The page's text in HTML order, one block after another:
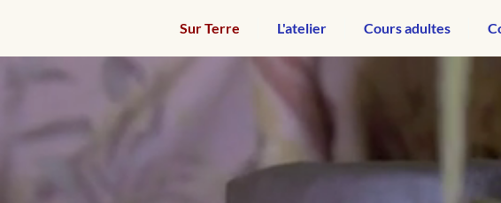
Sur Terre L'atelier Cours adultes